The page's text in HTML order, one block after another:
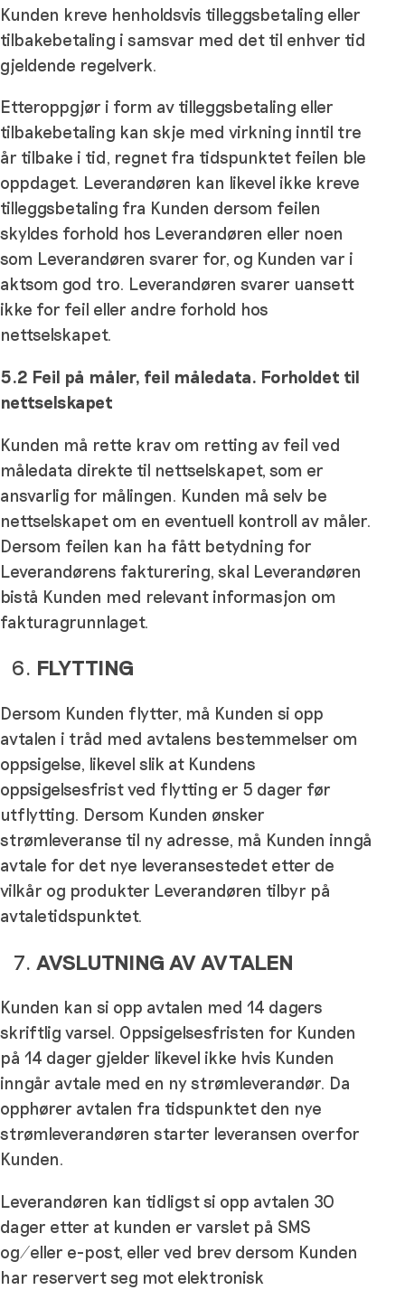
Kunden kreve henholdsvis tilleggsbetaling eller
tilbakebetaling i samsvar med det til enhver tid
gjeldende regelverk.
Etteroppgjør i form av tilleggsbetaling eller
tilbakebetaling kan skje med virkning inntil tre
år tilbake i tid, regnet fra tidspunktet feilen ble
oppdaget. Leverandøren kan likevel ikke kreve
tilleggsbetaling fra Kunden dersom feilen
skyldes forhold hos Leverandøren eller noen
som Leverandøren svarer for, og Kunden var i
aktsom god tro. Leverandøren svarer uansett
ikke for feil eller andre forhold hos
nettselskapet.
5.2 Feil på måler, feil måledata. Forholdet til
nettselskapet
Kunden må rette krav om retting av feil ved
måledata direkte til nettselskapet, som er
ansvarlig for målingen. Kunden må selv be
nettselskapet om en eventuell kontroll av måler.
Dersom feilen kan ha fått betydning for
Leverandørens fakturering, skal Leverandøren
bistå Kunden med relevant informasjon om
fakturagrunnlaget.
FLYTTING
Dersom Kunden flytter, må Kunden si opp
avtalen i tråd med avtalens bestemmelser om
oppsigelse, likevel slik at Kundens
oppsigelsesfrist ved flytting er 5 dager før
utflytting. Dersom Kunden ønsker
strømleveranse til ny adresse, må Kunden inngå
avtale for det nye leveransestedet etter de
vilkår og produkter Leverandøren tilbyr på
avtaletidspunktet.
AVSLUTNING AV AVTALEN
Kunden kan si opp avtalen med 14 dagers
skriftlig varsel. Oppsigelsesfristen for Kunden
på 14 dager gjelder likevel ikke hvis Kunden
inngår avtale med en ny strømleverandør. Da
opphører avtalen fra tidspunktet den nye
strømleverandøren starter leveransen overfor
Kunden.
Leverandøren kan tidligst si opp avtalen 30
dager etter at kunden er varslet på SMS
og/eller e-post, eller ved brev dersom Kunden
har reservert seg mot elektronisk